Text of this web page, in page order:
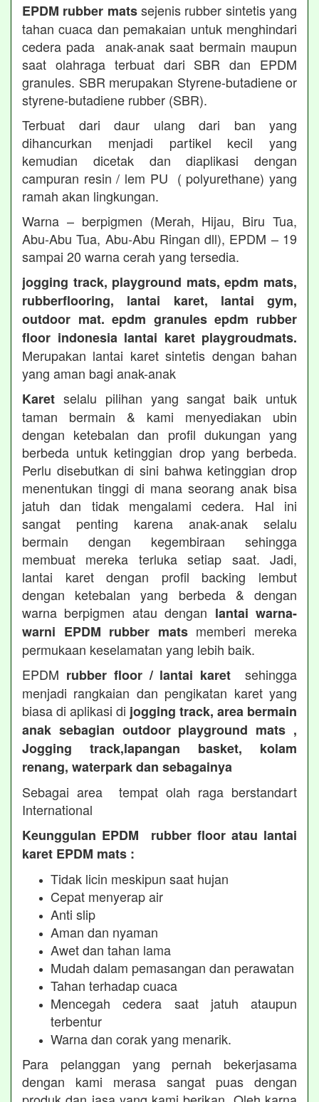
EPDM rubber matssejenis rubber sintetis yang
tahan cuaca dan pemakaian untuk menghindari
cedera pada anak-anak saat bermain maupun
saat olahraga terbuat dari SBR dan EPDM
granules. SBR merupakan Styrene-butadiene or
styrene-butadiene rubber (SBR).
Terbuat dari daur ulang dari ban yang
dihancurkan menjadi partikel kecil yang
kemudian dicetak dan diaplikasi dengan
campuran resin / lem PU ( polyurethane) yang
ramah akan lingkungan.
Warna – berpigmen (Merah, Hijau, Biru Tua,
Abu-Abu Tua, Abu-Abu Ringan dll), EPDM – 19
sampai 20 warna cerah yang tersedia.
jogging track, playground mats, epdm mats,
rubberflooring, lantai karet, lantai gym,
outdoor mat. epdm granules epdm rubber
floor indonesia lantai karet playgroudmats.
Merupakan lantai karet sintetis dengan bahan
yang aman bagi anak-anak
Karet selalu pilihan yang sangat baik untuk
taman bermain & kami menyediakan ubin
dengan ketebalan dan profil dukungan yang
berbeda untuk ketinggian drop yang berbeda.
Perlu disebutkan di sini bahwa ketinggian drop
menentukan tinggi di mana seorang anak bisa
jatuh dan tidak mengalami cedera. Hal ini
sangat penting karena anak-anak selalu
bermain dengan kegembiraan sehingga
membuat mereka terluka setiap saat. Jadi,
lantai karet dengan profil backing lembut
dengan ketebalan yang berbeda & dengan
warna berpigmen atau dengan lantai warna-
warni EPDM rubber matsmemberi mereka
permukaan keselamatan yang lebih baik.
EPDM rubber floor / lantai karet sehingga
menjadi rangkaian dan pengikatan karet yang
biasa di aplikasi di jogging track, area bermain
anak sebagian outdoor playground mats ,
Jogging track,lapangan basket, kolam
renang, waterpark dan sebagainya
Sebagai area tempat olah raga berstandart
International
Keunggulan EPDM rubber floor atau lantai
karet EPDM mats :
Tidak licin meskipun saat hujan
Cepat menyerap air
Anti slip
Aman dan nyaman
Awet dan tahan lama
Mudah dalam pemasangan dan perawatan
Tahan terhadap cuaca
Mencegah cedera saat jatuh ataupun
terbentur
Warna dan corak yang menarik.
Para pelanggan yang pernah bekerjasama
dengan kami merasa sangat puas dengan